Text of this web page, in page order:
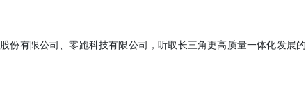
有限公司、零跑科技有限公司，听取长三角更高质量一体化发展的